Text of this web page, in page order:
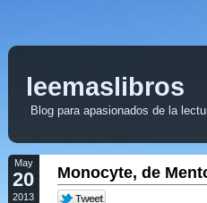
leemaslibros
Blog para apasionados de la
May
20
2013
Monocyte, de